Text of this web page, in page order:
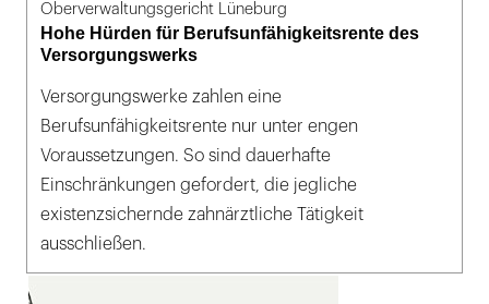
Oberverwaltungsgericht Lüneburg
Hohe Hürden für Berufsunfähigkeitsrente des
Versorgungswerks
Versorgungswerke zahlen eine
Berufsunfähigkeitsrente nur unter engen
Voraussetzungen. So sind dauerhafte
Einschränkungen gefordert, die jegliche
existenzsichernde zahnärztliche Tätigkeit
ausschließen.